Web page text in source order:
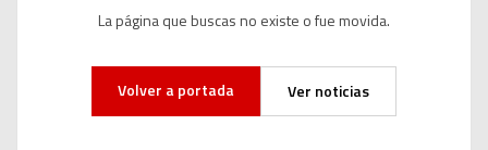
La página que buscas no existe o fue movida.
Volver a portada Ver noticias